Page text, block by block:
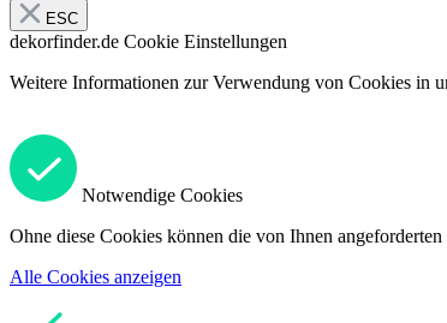
ESC
dekorfinder.de Cookie Einstellungen
Weitere Informationen zur Verwendung von Cookies in
Notwendige Cookies
Ohne diese Cookies können die von Ihnen
Alle Cookies anzeigen